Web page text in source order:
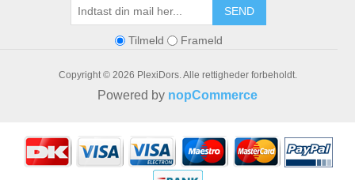
SEND
Tilmeld Frameld
Copyright © 2026 PlexiDors. Alle rettigheder forbeholdt.
Powered by nopCommerce